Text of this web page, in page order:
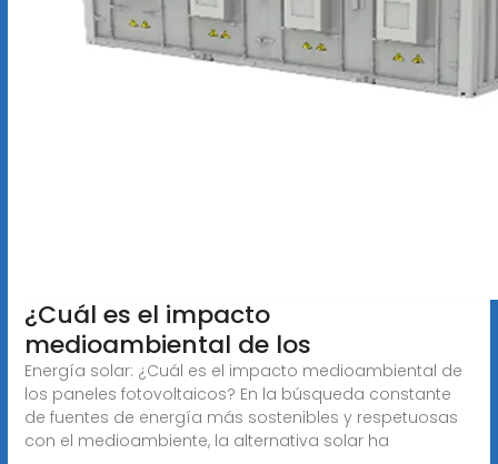
¿Cuál es el impacto
medioambiental de los
Energía solar: ¿Cuál es el impacto medioambiental de
los paneles fotovoltaicos? En la búsqueda constante
de fuentes de energía más sostenibles y respetuosas
con el medioambiente, la alternativa solar ha